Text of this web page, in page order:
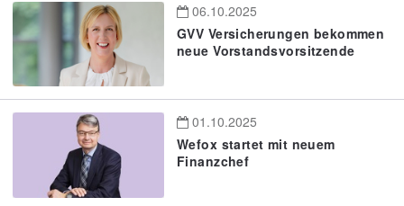
06.10.2025
GVV Versicherungen bekommen
neue Vorstandsvorsitzende
01.10.2025
Wefox startet mit neuem
Finanzchef